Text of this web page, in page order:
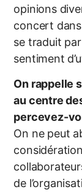
opinions
concert
se traduit
sentiment
On rappelle
au centre
percevez-
On ne peut
de